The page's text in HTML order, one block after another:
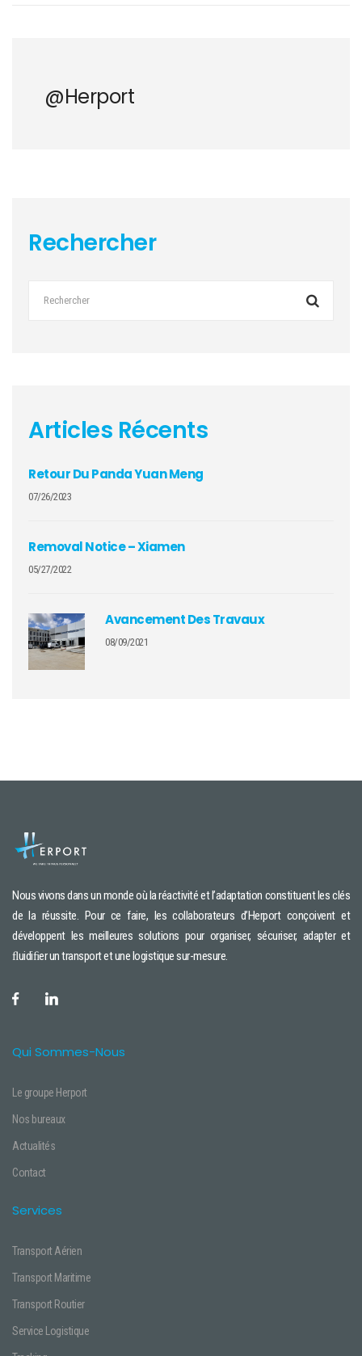
@herport
Rechercher
Articles Récents
Retour Du Panda Yuan Meng
07/26/2023
Removal Notice – Xiamen
05/27/2022
Avancement Des Travaux
08/09/2021
Nous vivons dans un monde où la réactivité et l’adaptation constituent les clés
de la réussite. Pour ce faire, les collaborateurs d’Herport conçoivent et
développent les meilleures solutions pour organiser, sécuriser, adapter et
ﬂuidiﬁer un transport et une logistique sur-mesure.
Qui Sommes-Nous
Le groupe Herport
Nos bureaux
Actualités
Contact
Services
Transport Aérien
Transport Maritime
Transport Routier
Service Logistique